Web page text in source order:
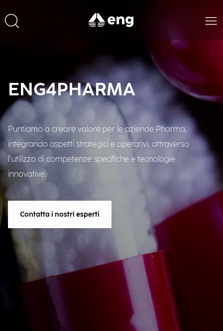
ENG4PHARMA
Puntiamo a creare valore per le aziende Pharma,
integrando aspetti strategici e operativi, attraverso
l'utilizzo di competenze specifiche e tecnologie
innovative.
Contatta i nostri esperti